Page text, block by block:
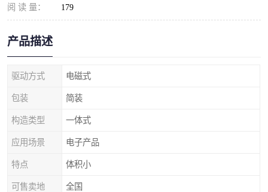
阅 读 量： 179
产品描述
驱动方式 电磁式
包装 简装
构造类型 一体式
应用场景 电子产品
特点 体积小
可售卖地 全国